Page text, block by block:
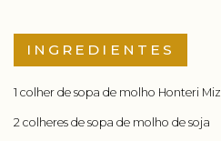
INGREDIENTES
1 colher de sopa de molho Honteri
2 colheres de sopa de molho de soja